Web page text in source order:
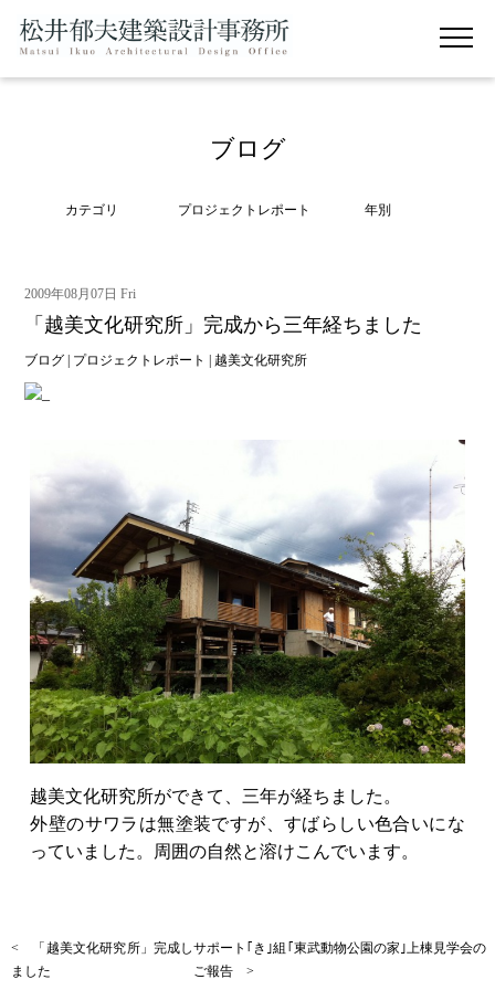
ブログ
カテゴリ プロジェクトレポート 年別
2009年08月07日 Fri
「越美文化研究所」完成から三年経ちました
ブログ プロジェクトレポート 越美文化研究所
越美文化研究所ができて、三年が経ちました。
外壁のサワラは無塗装ですが、すばらしい色合いにな
っていました。周囲の自然と溶けこんでいます。
< 「越美文化研究所」完成し
ました
サポート｢き｣組｢東武動物公園の家｣上棟見学会の
ご報告 >